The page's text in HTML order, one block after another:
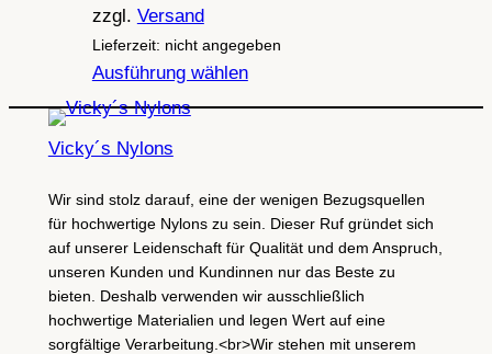
zzgl. Versand
Lieferzeit: nicht angegeben
Ausführung wählen
Vicky´s Nylons
Wir sind stolz darauf, eine der wenigen Bezugsquellen
für hochwertige Nylons zu sein. Dieser Ruf gründet sich
auf unserer Leidenschaft für Qualität und dem Anspruch,
unseren Kunden und Kundinnen nur das Beste zu
bieten. Deshalb verwenden wir ausschließlich
hochwertige Materialien und legen Wert auf eine
sorgfältige Verarbeitung.<br>Wir stehen mit unserem